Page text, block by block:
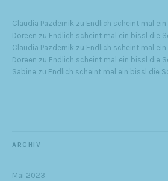
Claudia Pazdernik zu Endlich scheint mal
Doreen zu Endlich scheint mal ein bissl die
Claudia Pazdernik zu Endlich scheint mal
Doreen zu Endlich scheint mal ein bissl die
Sabine zu Endlich scheint mal ein bissl die
ARCHIV
Mai 2023